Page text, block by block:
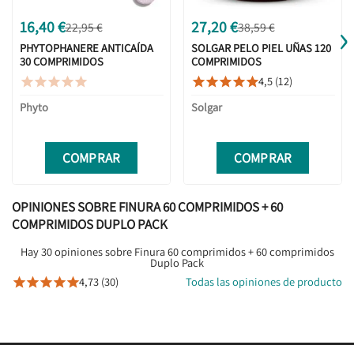
16,40 €22,95 €
PHYTOPHANERE ANTICAÍDA
30 COMPRIMIDOS
EFERVESCENTES

Phyto
COMPRAR
27,20 €38,59 €
SOLGAR PELO PIEL UÑAS 120
COMPRIMIDOS
4,5 (12)
Solgar
COMPRAR
›
OPINIONES SOBRE FINURA 60 COMPRIMIDOS + 60
COMPRIMIDOS DUPLO PACK
Hay 30 opiniones sobre Finura 60 comprimidos + 60 comprimidos
Duplo Pack
4,73 (30) Todas las opiniones de producto